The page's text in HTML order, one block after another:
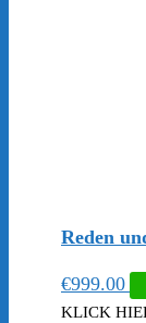
Reden
€999.00
KLICK